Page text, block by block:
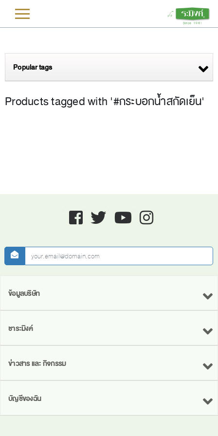
Popular tags
Products tagged with '#กระบอกน้ำสกัดเย็น'
Facebook twitter youtube instagram
newsletter
ข้อมูลบริษัท
ชาระมิงค์
ข่าวสาร และ กิจกรรม
บัญชีของฉัน